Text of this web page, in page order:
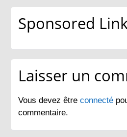
Sponsored
Laisser un
Vous devez êtreconnecté
commentaire.